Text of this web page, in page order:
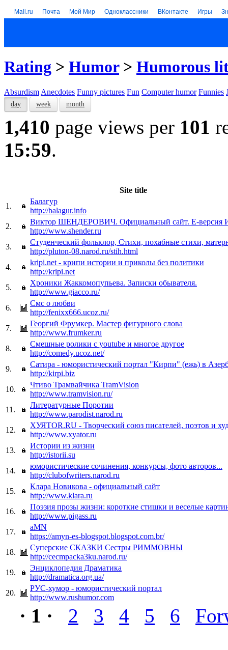
Mail.ru Почта Мой Мир Одноклассники ВКонтакте Игры
Rating > Humor> Humorous
Absurdism Anecdotes Funny pictures Fun Computer humor Funnies
day week month
1,410 page views per 101
15:59.
Site title
1.
Балагур
http://balagur.info
2.
Виктор ШЕНДЕРОВИЧ. Официальный сайт. Е-
http://www.shender.ru
3.
Студенческий фольклор, Стихи, похабные стихи,
http://pluton-08.narod.ru/stih.html
4.
kripi.net - крипи истории и приколы без политики
http://kripi.net
5.
Хроники Жаккомопупьева. Записки обывателя.
http://www.giacco.ru/
6.
Смс о любви
http://fenixx666.ucoz.ru/
7.
Георгий Фрумкер. Мастер фигурного слова
http://www.frumker.ru
8.
Смешные ролики с youtube и многое другое
http://comedy.ucoz.net/
9.
Сатира - юмористический портал "Кирпи" (ежь) в
http://kirpi.biz
10.
Чтиво Трамвайчика TramVision
http://www.tramvision.ru/
11.
Литературные Поротии
http://www.parodist.narod.ru
12.
ХУЯТОR.RU - Творческий союз писателей, поэтов и
http://www.xyator.ru
13.
Истории из жизни
http://istorii.su
14.
юмористические сочинения, конкурсы, фото авторов...
http://clubofwriters.narod.ru
15.
Клара Новикова - официальный сайт
http://www.klara.ru
16.
Поэзия прозы жизни: короткие стишки и веселые
http://www.pigass.ru
17.
aMN
https://amyn-es-blogspot.blogspot.com.br/
18.
Суперские СКАЗКИ Сестры РИММОВНЫ
http://cecmpacka3ku.narod.ru/
19.
Энциклопедия Драматика
http://dramatica.org.ua/
20.
РУС-хумор - юмористический портал
http://www.rushumor.com
· 1 · 2 3 4 5 6